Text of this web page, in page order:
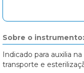
Sobre o instrumento:
Indicado para auxilia
transporte e